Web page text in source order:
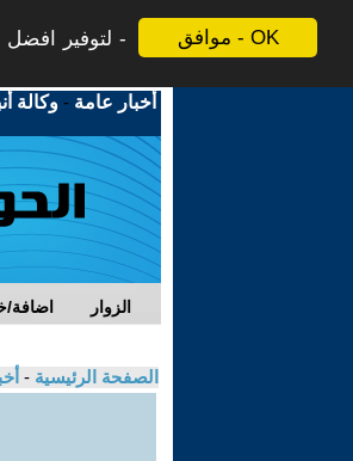
موافق - OK
لتوفير
أخبار عامة -وكالة
الزوار
الصفحة الرئيسية -